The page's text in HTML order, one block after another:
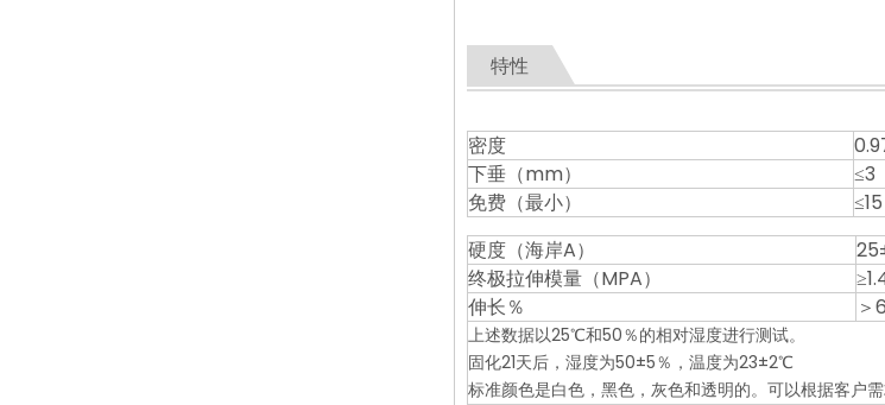
特性
密度
下垂（mm）
≤3
免费（最小）
≤15
硬度（海岸A）
终极拉伸模量（MPA）
伸长％
＞
上述数据以25℃和50％的相对湿度进行测试。
固化21天后，湿度为50±5％，温度为23±2℃
标准颜色是白色，黑色，灰色和透明的。可以根据客户需